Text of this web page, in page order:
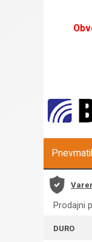
Prodajni
DURO